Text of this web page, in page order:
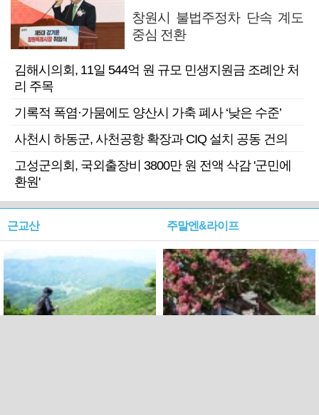
창원시 불법주정차 단속 계도
중심 전환
김해시의회, 11일 544억 원 규모 민생지원금 조례안 처
리 주목
기록적 폭염·가뭄에도 양산시 가축 폐사 ‘낮은 수준’
사천시 하동군, 사천공항 확장과 CIQ 설치 공동 건의
고성군의회, 국외출장비 3800만 원 전액 삭감 '군민에
환원'
근교산 주말엔&라이프